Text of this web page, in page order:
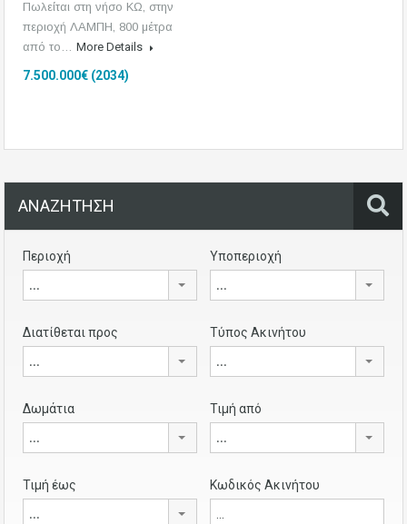
Πωλείται στη νήσο ΚΩ, στην
περιοχή ΛΑΜΠΗ, 800 μέτρα
από το… More Details
7.500.000€ (2034)
ΑΝΑΖΗΤΗΣΗ
Περιοχή
...
Υποπεριοχή
...
Διατίθεται προς
...
Τύπος Ακινήτου
...
Δωμάτια
...
Τιμή από
...
Τιμή έως
...
Κωδικός Ακινήτου